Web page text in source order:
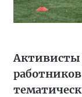
Активисты